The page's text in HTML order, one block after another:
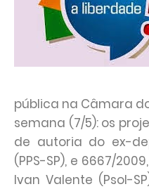
pública na Câmara
semana (7/5): os
de autoria do ex-
(PPS-SP), e 6667/
Ivan Valente (Psol-